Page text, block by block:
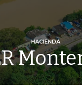
HACIENDA